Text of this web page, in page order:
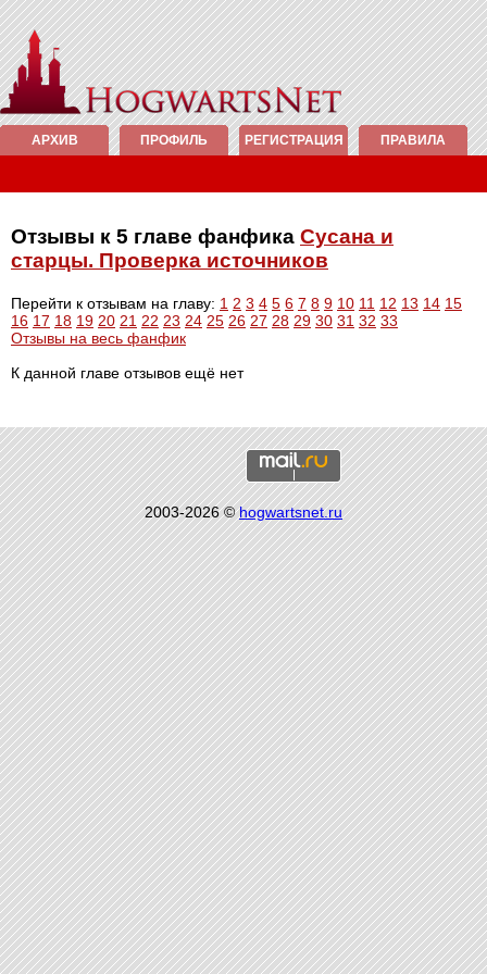
АРХИВ ПРОФИЛЬ РЕГИСТРАЦИЯ ПРАВИЛА
Отзывы к 5 главе фанфика Сусана и
старцы. Проверка источников
Перейти к отзывам на главу: 1 2 3 4 5 6 7 8 9 10 11 12 13 14 15
16 17 18 19 20 21 22 23 24 25 26 27 28 29 30 31 32 33
Отзывы на весь фанфик
К данной главе отзывов ещё нет
2003-2026 ©hogwartsnet.ru